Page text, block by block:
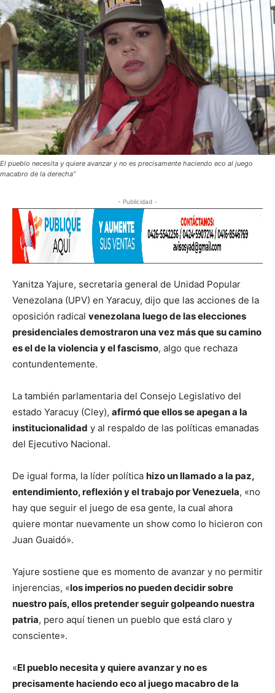
El pueblo necesita y quiere avanzar y no es precisamente haciendo eco al juego
macabro de la derecha”
- Publicidad -
Yanitza Yajure, secretaria general de Unidad Popular
Venezolana (UPV) en Yaracuy, dijo que las acciones de la
oposición radical venezolana luego de las elecciones
presidenciales demostraron una vez más que su camino
es el de la violencia y el fascismo, algo que rechaza
contundentemente.
La también parlamentaria del Consejo Legislativo del
estado Yaracuy (Cley), afirmó que ellos se apegan a la
institucionalidad y al respaldo de las políticas emanadas
del Ejecutivo Nacional.
De igual forma, la líder política hizo un llamado a la paz,
entendimiento, reflexión y el trabajo por Venezuela, «no
hay que seguir el juego de esa gente, la cual ahora
quiere montar nuevamente un show como lo hicieron con
Juan Guaidó».
Yajure sostiene que es momento de avanzar y no permitir
injerencias, «los imperios no pueden decidir sobre
nuestro país, ellos pretender seguir golpeando nuestra
patria, pero aquí tienen un pueblo que está claro y
consciente».
«El pueblo necesita y quiere avanzar y no es
precisamente haciendo eco al juego macabro de la